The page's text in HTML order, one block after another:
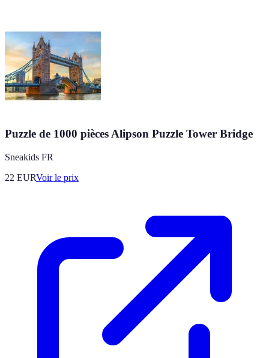
Puzzle de 1000 pièces Alipson Puzzle Tower Bridge
Sneakids FR
22 EURVoir le prix